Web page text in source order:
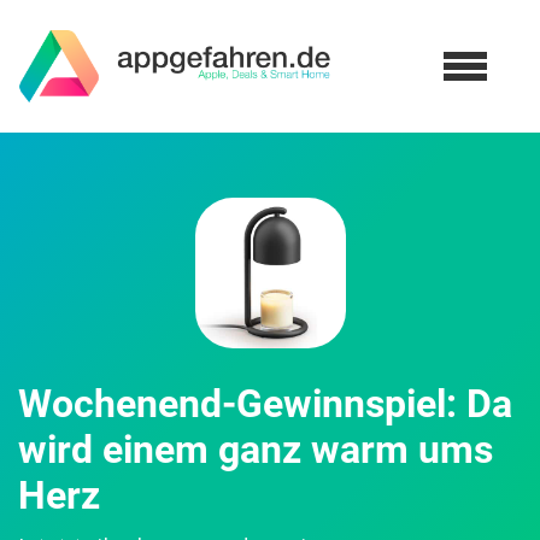
Wochenend-Gewinnspiel: Da
wird einem ganz warm ums
Herz